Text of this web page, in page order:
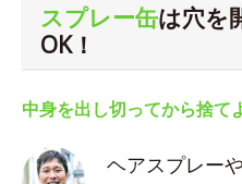
スプレー缶は穴を
OK！
中身を出し切ってから捨て
ヘアスプレー